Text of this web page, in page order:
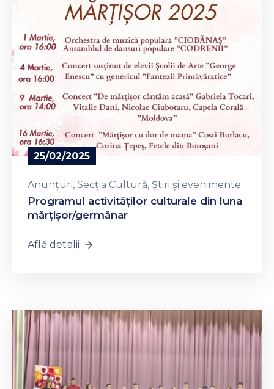
25/02/2025
Anunțuri‚ Secția Cultură‚ Știri și evenimente
Programul activităților culturale din luna
mărțișor/germănar
Află detalii